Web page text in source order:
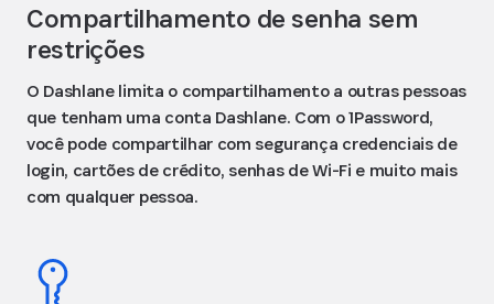
Compartilhamento de senha sem
restrições
O Dashlane limita o compartilhamento a outras pessoas
que tenham uma conta Dashlane. Com o 1Password,
você pode compartilhar com segurança credenciais de
login, cartões de crédito, senhas de Wi-Fi e muito mais
com qualquer pessoa.